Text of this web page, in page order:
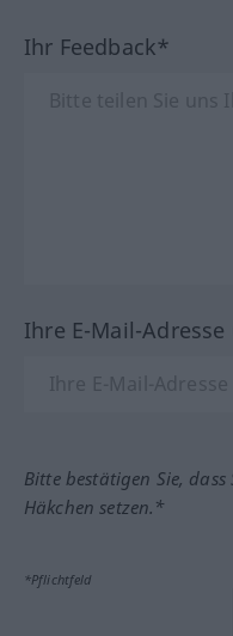
Ihr Feedback*
Ihre E-Mail-
Bitte bestätigen Sie,
Häkchen setzen.*
*Pflichtfeld